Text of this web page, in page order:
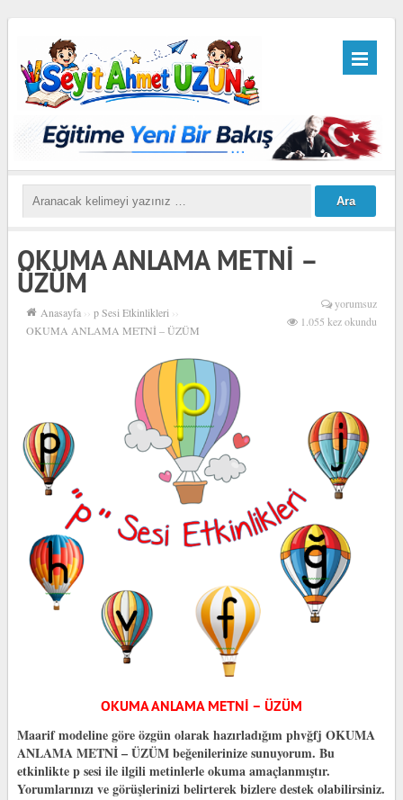
OKUMA ANLAMA METNİ –
ÜZÜM
Anasayfa ›› p Sesi Etkinlikleri ››
OKUMA ANLAMA METNİ – ÜZÜM
yorumsuz
1.055 kez okundu
OKUMA ANLAMA METNİ – ÜZÜM
Maarif modeline göre özgün olarak hazırladığım phvğfj OKUMA
ANLAMA METNİ – ÜZÜM beğenilerinize sunuyorum. Bu
etkinlikte p sesi ile ilgili metinlerle okuma amaçlanmıştır.
Yorumlarınızı ve görüşlerinizi belirterek bizlere destek olabilirsiniz.